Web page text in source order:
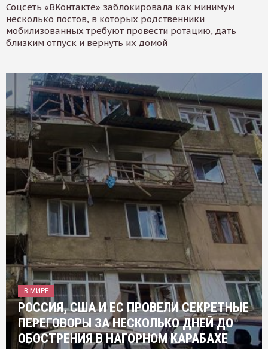
Соцсеть «ВКонтакте» заблокировала как минимум
несколько постов, в которых родственники
мобилизованных требуют провести ротацию, дать
близким отпуск и вернуть их домой
В МИРЕ
РОССИЯ, США И ЕС ПРОВЕЛИ СЕКРЕТНЫЕ
ПЕРЕГОВОРЫ ЗА НЕСКОЛЬКО ДНЕЙ ДО
ОБОСТРЕНИЯ В НАГОРНОМ КАРАБАХЕ